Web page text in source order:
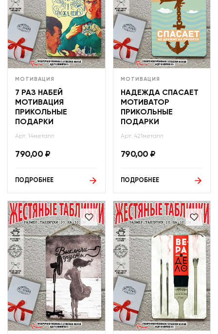
МОТИВАЦИЯ
7 РАЗ НАБЕЙ
МОТИВАЦИЯ
ПРИКОЛЬНЫЕ
ПОДАРКИ
Арт: 14металл
790,00 ₽
ПОДРОБНЕЕ
МОТИВАЦИЯ
НАДЕЖДА СПАСАЕТ
МОТИВАТОР
ПРИКОЛЬНЫЕ
ПОДАРКИ
Арт: 421металл
790,00 ₽
ПОДРОБНЕЕ